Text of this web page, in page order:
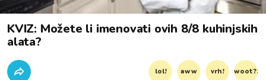
KVIZ: Možete li imenovati ovih 8/8 kuhinjskih
alata?
lol! aww vrh! woot?!